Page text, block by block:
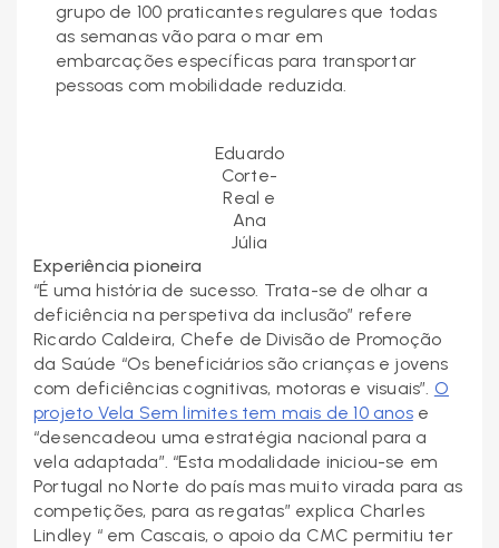
grupo de 100 praticantes regulares que todas
as semanas vão para o mar em
embarcações específicas para transportar
pessoas com mobilidade reduzida.
Eduardo
Corte-
Real e
Ana
Júlia
Experiência pioneira
“É uma história de sucesso. Trata-se de olhar a
deficiência na perspetiva da inclusão” refere
Ricardo Caldeira, Chefe de Divisão de Promoção
da Saúde “Os beneficiários são crianças e jovens
com deficiências cognitivas, motoras e visuais”. O
projeto Vela Sem limites tem mais de 10 anose
“desencadeou uma estratégia nacional para a
vela adaptada”. “Esta modalidade iniciou-se em
Portugal no Norte do país mas muito virada para as
competições, para as regatas” explica Charles
Lindley “ em Cascais, o apoio da CMC permitiu ter